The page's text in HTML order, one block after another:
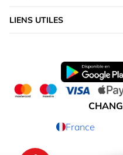
LIENS UTILES
France